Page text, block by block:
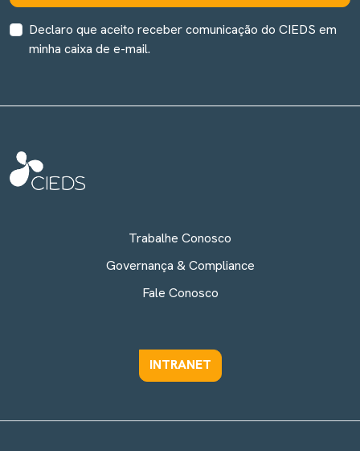
Declaro que aceito receber comunicação do CIEDS em
minha caixa de e-mail.
Trabalhe Conosco
Governança & Compliance
Fale Conosco
INTRANET